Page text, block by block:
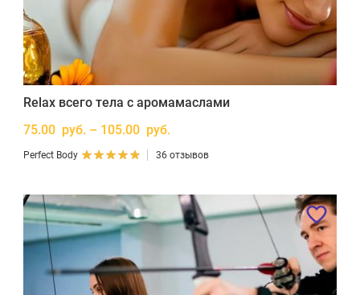
Relax всего тела с аромамаслами
75.00 руб. – 105.00 руб.
Perfect Body 36 отзывов